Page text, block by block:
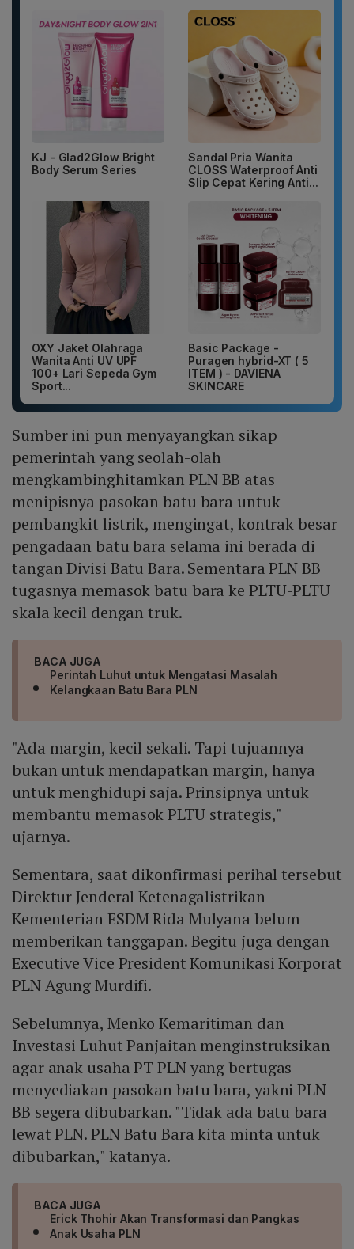
KJ - Glad2Glow Bright
Body Serum Series
Sandal Pria Wanita
CLOSS Waterproof Anti
Slip Cepat Kering Anti...
OXY Jaket Olahraga
Wanita Anti UV UPF
100+ Lari Sepeda Gym
Sport...
Basic Package -
Puragen hybrid-XT ( 5
ITEM ) - DAVIENA
SKINCARE
Sumber ini pun menyayangkan sikap
pemerintah yang seolah-olah
mengkambinghitamkan PLN BB atas
menipisnya pasokan batu bara untuk
pembangkit listrik, mengingat, kontrak besar
pengadaan batu bara selama ini berada di
tangan Divisi Batu Bara. Sementara PLN BB
tugasnya memasok batu bara ke PLTU-PLTU
skala kecil dengan truk.
BACA JUGA
Perintah Luhut untuk Mengatasi Masalah
Kelangkaan Batu Bara PLN
"Ada margin, kecil sekali. Tapi tujuannya
bukan untuk mendapatkan margin, hanya
untuk menghidupi saja. Prinsipnya untuk
membantu memasok PLTU strategis,"
ujarnya.
Sementara, saat dikonfirmasi perihal tersebut
Direktur Jenderal Ketenagalistrikan
Kementerian ESDM Rida Mulyana belum
memberikan tanggapan. Begitu juga dengan
Executive Vice President Komunikasi Korporat
PLN Agung Murdifi.
Sebelumnya, Menko Kemaritiman dan
Investasi Luhut Panjaitan menginstruksikan
agar anak usaha PT PLN yang bertugas
menyediakan pasokan batu bara, yakni PLN
BB segera dibubarkan. "Tidak ada batu bara
lewat PLN. PLN Batu Bara kita minta untuk
dibubarkan," katanya.
BACA JUGA
Erick Thohir Akan Transformasi dan Pangkas
Anak Usaha PLN